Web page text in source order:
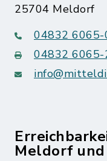
25704 Meldorf
04832 6065-
04832 6065-
Meldorf